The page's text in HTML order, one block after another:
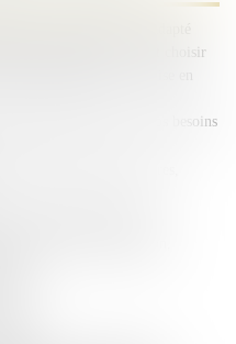
le contrat le plus adapté
du domaine public…) et choisir
de publicité et de mise en
opérationnelle, selon vos besoins
pièces de la consultation,
;
;